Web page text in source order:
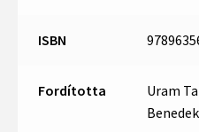
ISBN
Fordította
Uram
Benedek